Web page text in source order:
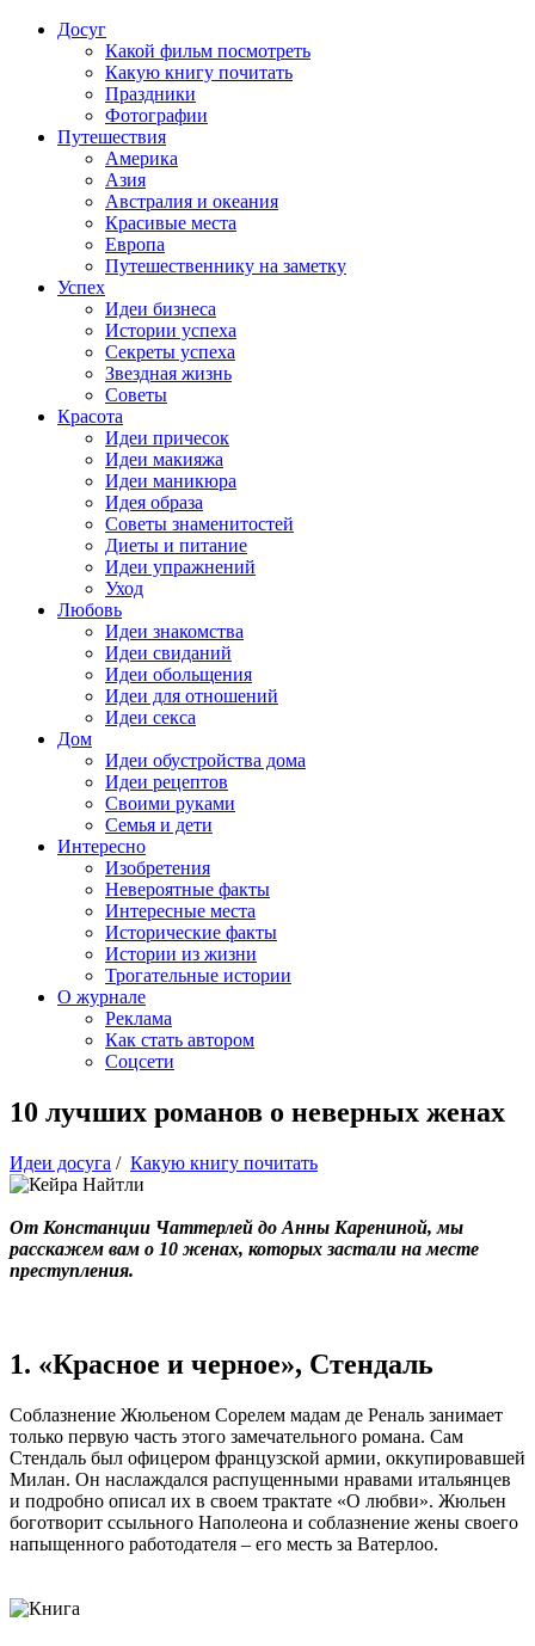
Досуг
Какой фильм посмотреть
Какую книгу почитать
Праздники
Фотографии
Путешествия
Америка
Азия
Австралия и океания
Красивые места
Европа
Путешественнику на заметку
Успех
Идеи бизнеса
Истории успеха
Секреты успеха
Звездная жизнь
Советы
Красота
Идеи причесок
Идеи макияжа
Идеи маникюра
Идея образа
Советы знаменитостей
Диеты и питание
Идеи упражнений
Уход
Любовь
Идеи знакомства
Идеи свиданий
Идеи обольщения
Идеи для отношений
Идеи секса
Дом
Идеи обустройства дома
Идеи рецептов
Своими руками
Семья и дети
Интересно
Изобретения
Невероятные факты
Интересные места
Исторические факты
Истории из жизни
Трогательные истории
О журнале
Реклама
Как стать автором
Соцсети
10 лучших романов о неверных женах
Идеи досуга / Какую книгу почитать
От Констанции Чаттерлей до Анны Карениной, мы
расскажем вам о 10 женах, которых застали на месте
преступления.
1. «Красное и черное», Стендаль
Соблазнение Жюльеном Сорелем мадам де Реналь занимает
только первую часть этого замечательного романа. Сам
Стендаль был офицером французской армии, оккупировавшей
Милан. Он наслаждался распущенными нравами итальянцев
и подробно описал их в своем трактате «О любви». Жюльен
боготворит ссыльного Наполеона и соблазнение жены своего
напыщенного работодателя – его месть за Ватерлоо.